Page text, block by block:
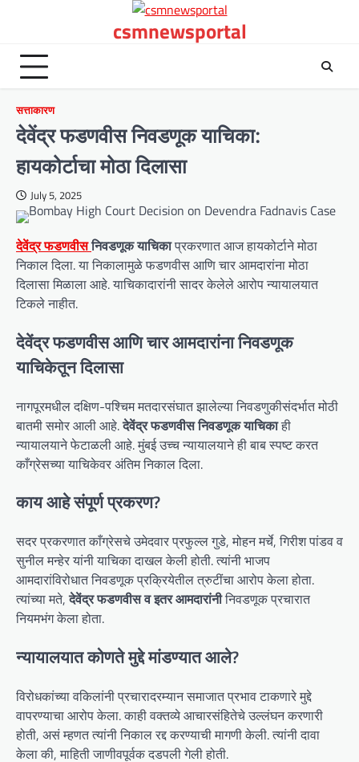
csmnewsportal
सत्ताकारण
देवेंद्र फडणवीस निवडणूक याचिका:
हायकोर्टाचा मोठा दिलासा
July 5, 2025
देवेंद्र फडणवीसनिवडणूक याचिकाप्रकरणात आज हायकोर्टाने मोठा
निकाल दिला. या निकालामुळे फडणवीस आणि चार आमदारांना मोठा
दिलासा मिळाला आहे. याचिकादारांनी सादर केलेले आरोप न्यायालयात
टिकले नाहीत.
देवेंद्र फडणवीस आणि चार आमदारांना निवडणूक
याचिकेतून दिलासा
नागपूरमधील दक्षिण-पश्चिम मतदारसंघात झालेल्या निवडणुकीसंदर्भात मोठी
बातमी समोर आली आहे.देवेंद्र फडणवीस निवडणूक याचिकाही
न्यायालयाने फेटाळली आहे. मुंबई उच्च न्यायालयाने ही बाब स्पष्ट करत
काँग्रेसच्या याचिकेवर अंतिम निकाल दिला.
काय आहे संपूर्ण प्रकरण?
सदर प्रकरणात काँग्रेसचे उमेदवार प्रफुल्ल गुडे, मोहन मर्चे, गिरीश पांडव व
सुनील मन्हेर यांनी याचिका दाखल केली होती. त्यांनी भाजप
आमदारांविरोधात निवडणूक प्रक्रियेतील त्रुटींचा आरोप केला होता.
त्यांच्या मते,देवेंद्र फडणवीस व इतर आमदारांनीनिवडणूक प्रचारात
नियमभंग केला होता.
न्यायालयात कोणते मुद्दे मांडण्यात आले?
विरोधकांच्या वकिलांनी प्रचारादरम्यान समाजात प्रभाव टाकणारे मुद्दे
वापरण्याचा आरोप केला. काही वक्तव्ये आचारसंहितेचे उल्लंघन करणारी
होती, असं म्हणत त्यांनी निकाल रद्द करण्याची मागणी केली. त्यांनी दावा
केला की, माहिती जाणीवपूर्वक दडपली गेली होती.